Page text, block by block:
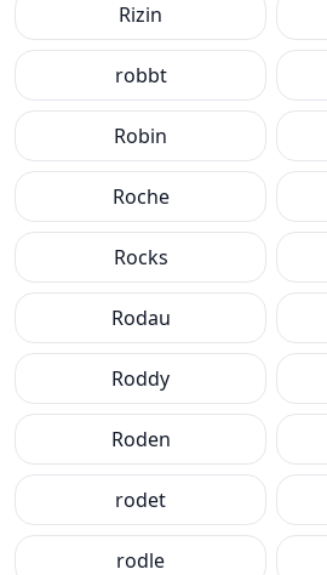
Rizin
robbt
Robin
Roche
Rocks
Rodau
Roddy
Roden
rodet
rodle